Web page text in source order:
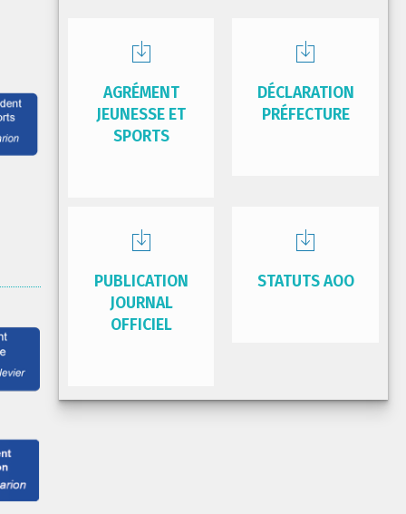
AGRÉMENT
JEUNESSE ET
SPORTS
DÉCLARATION
PRÉFECTURE
PUBLICATION
JOURNAL
OFFICIEL
STATUTS AOO